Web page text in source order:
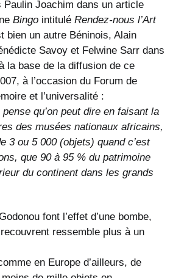
Paulin Joachim dans un article
Bingo intituléRendez-nous l’Art
bien un autre Béninois, Alain
Savoy et Felwine Sarr dans
la base de la diffusion de ce
à l’occasion du Forum de
et l’universalité :
qu’on peut dire en faisant la
des musées nationaux africains,
3 ou 5 000 (objets) quand c’est
que 90 à 95 % du patrimoine
du continent dans les grands
font l’effet d’une bombe,
ressemble plus à un
en Europe d’ailleurs, de